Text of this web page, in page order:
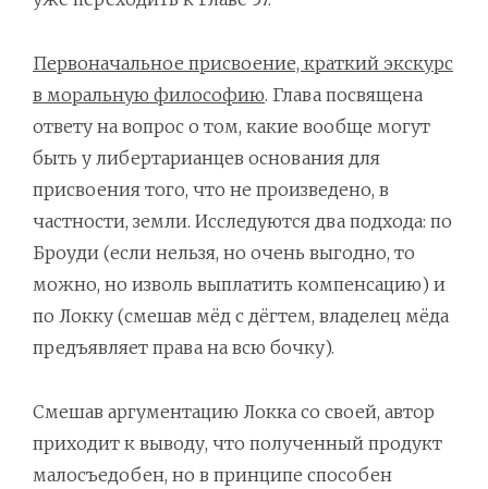
Первоначальное присвоение, краткий экскурс
в моральную философию. Глава посвящена
ответу на вопрос о том, какие вообще могут
быть у либертарианцев основания для
присвоения того, что не произведено, в
частности, земли. Исследуются два подхода: по
Броуди (если нельзя, но очень выгодно, то
можно, но изволь выплатить компенсацию) и
по Локку (смешав мёд с дёгтем, владелец мёда
предъявляет права на всю бочку).
Смешав аргументацию Локка со своей, автор
приходит к выводу, что полученный продукт
малосъедобен, но в принципе способен